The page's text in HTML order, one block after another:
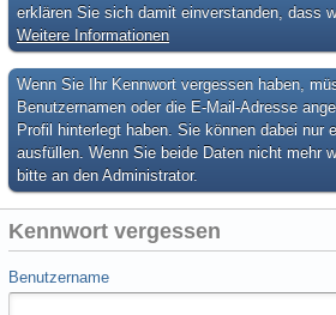
erklären Sie sich damit einverstanden, dass
Weitere Informationen
Wenn Sie Ihr Kennwort vergessen haben,
Benutzernamen oder die E-Mail-Adresse
Profil hinterlegt haben. Sie können dabei nur
ausfüllen. Wenn Sie beide Daten nicht mehr
bitte an den Administrator.
Kennwort vergessen
Benutzername